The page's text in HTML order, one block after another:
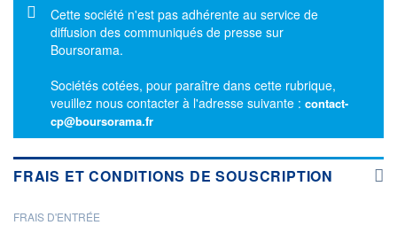
Message d'information
Cette société n'est pas adhérente au service de
diffusion des communiqués de presse sur
Boursorama.
Sociétés cotées, pour paraître dans cette rubrique,
veuillez nous contacter à l'adresse suivante : contact-
cp@boursorama.fr
FRAIS ET CONDITIONS DE SOUSCRIPTION
PROSPECTUS
FRAIS D'ENTRÉE